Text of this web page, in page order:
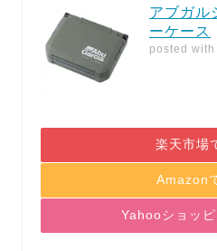
アブガル
ーケース
posted with
楽天市場
Amazon
Yahooショッ